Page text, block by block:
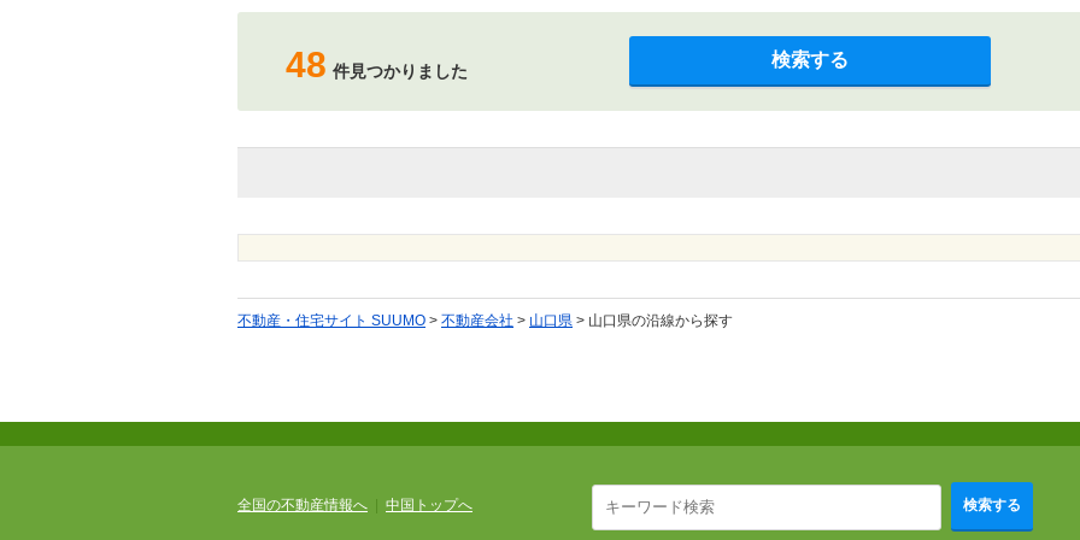
48 件見つかりました
検索する
不動産・住宅サイト SUUMO > 不動産会社 > 山口県 > 山口県の沿線から探す
全国の不動産情報へ 中国トップへ 検索する